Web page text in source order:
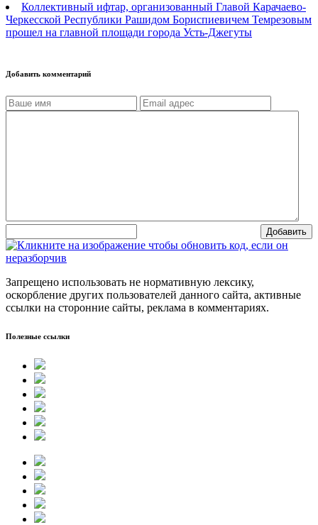
Коллективный ифтар, организованный Главой Карачаево-
Черкесской Республики Рашидом Бориспиевичем Темрезовым
прошел на главной площади города Усть-Джегуты
Добавить комментарий
Добавить
Запрещено использовать не нормативную лексику,
оскорбление других пользователей данного сайта, активные
ссылки на сторонние сайты, реклама в комментариях.
Полезные ссылки